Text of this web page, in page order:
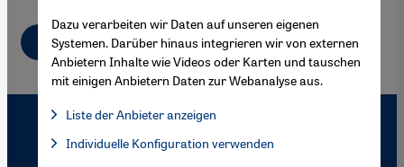
Deutsch
Dazu verarbeiten wir Daten auf unseren eigenen
Systemen. Darüber hinaus integrieren wir von externen
Anbietern Inhalte wie Videos oder Karten und tauschen
mit einigen Anbietern Daten zur Webanalyse aus.
Liste der Anbieter anzeigen
Facebook Embed / Facebook Connect, Google Maps Embed,
Facebook Embed / Facebook Connect
Individuelle Konfiguration verwenden